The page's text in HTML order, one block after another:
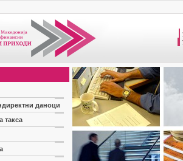
даноци
такса